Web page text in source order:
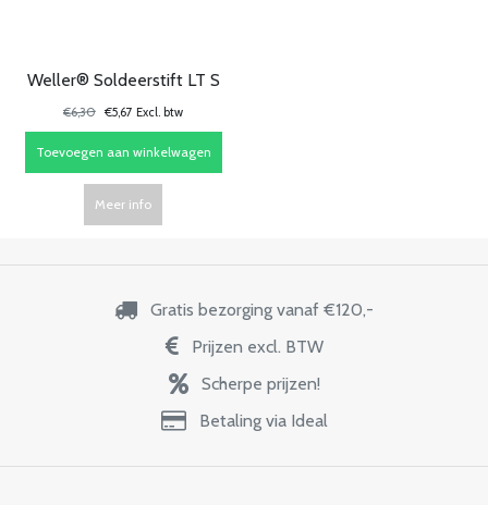
Weller® Soldeerstift LT S
€6,30 €5,67 Excl. btw
Toevoegen aan winkelwagen
Meer info
Gratis bezorging vanaf €120,-
Prijzen excl. BTW
Scherpe prijzen!
Betaling via Ideal